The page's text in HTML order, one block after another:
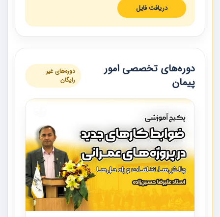
دریافت فایل
دوره‌های تخصصی امور
پیمان
دوره‌های غیر
رایگان